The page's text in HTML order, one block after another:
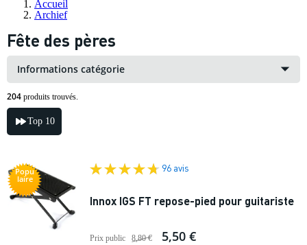
Accueil
Archief
Fête des pères
Informations catégorie
204 produits trouvés.
Top 10
Popu
laire
96 avis
Innox IGS FT repose-pied pour guitariste
Prix public 8,80 € 5,50 €